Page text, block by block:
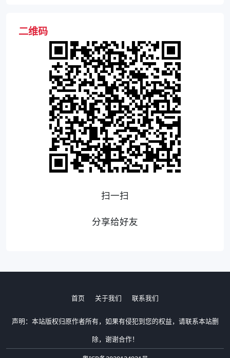
二维码
扫一扫
分享给好友
首页 关于我们 联系我们
声明：本站版权归原作者所有，如果有侵犯到您的权益，请联系本站删
除，谢谢合作！